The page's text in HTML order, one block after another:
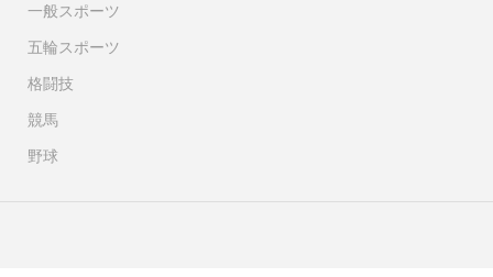
一般スポーツ
五輪スポーツ
格闘技
競馬
野球